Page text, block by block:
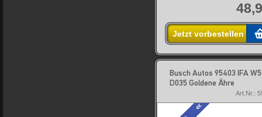
Jetzt vorbestellen
Busch Autos 95403 IFA
D035 Goldene Ähre
Art.Nr.: